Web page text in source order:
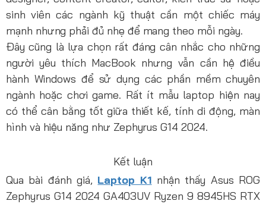
sinh viên các ngành kỹ thuật cần một chiếc máy
mạnh nhưng phải đủ nhẹ để mang theo mỗi ngày.
Đây cũng là lựa chọn rất đáng cân nhắc cho những
người yêu thích MacBook nhưng vẫn cần hệ điều
hành Windows để sử dụng các phần mềm chuyên
ngành hoặc chơi game. Rất ít mẫu laptop hiện nay
có thể cân bằng tốt giữa thiết kế, tính di động, màn
hình và hiệu năng như Zephyrus G14 2024.
Kết luận
Qua bài đánh giá, Laptop K1 nhận thấy Asus ROG
Zephyrus G14 2024 GA403UV Ryzen 9 8945HS RTX